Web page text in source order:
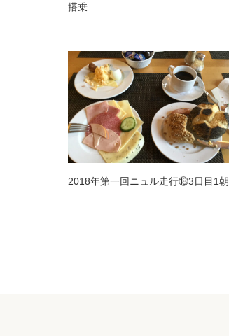
搭乗
2018年第一回ニュル走行⑱3日目1朝